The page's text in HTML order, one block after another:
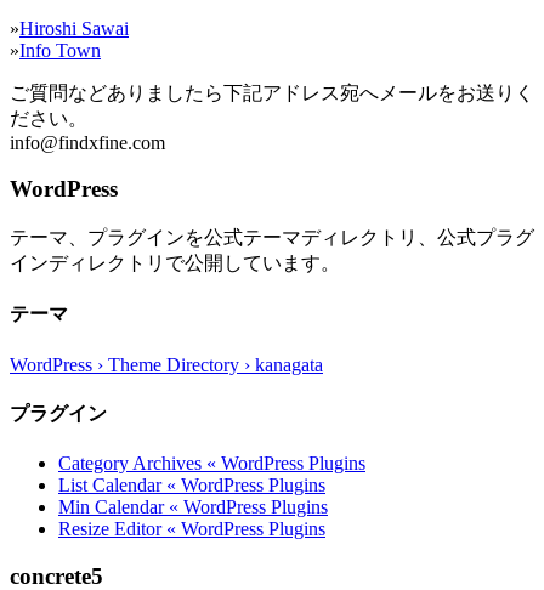
»Hiroshi Sawai
»Info Town
ご質問などありましたら下記アドレス宛へメールをお送りく
ださい。
info@findxfine.com
WordPress
テーマ、プラグインを公式テーマディレクトリ、公式プラグ
インディレクトリで公開しています。
テーマ
WordPress › Theme Directory › kanagata
プラグイン
Category Archives « WordPress Plugins
List Calendar « WordPress Plugins
Min Calendar « WordPress Plugins
Resize Editor « WordPress Plugins
concrete5